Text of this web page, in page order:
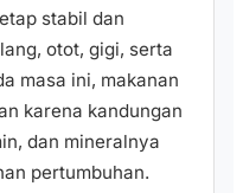
stabil dan
otot, gigi, serta
masa ini, makanan
karena kandungan
dan mineralnya
pertumbuhan.